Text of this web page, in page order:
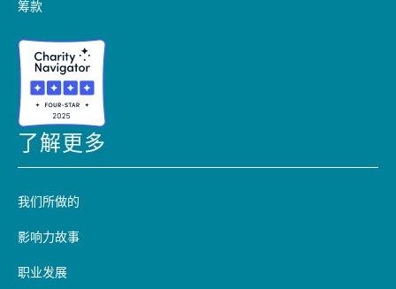
筹款
了解更多
我们所做的
影响力故事
职业发展